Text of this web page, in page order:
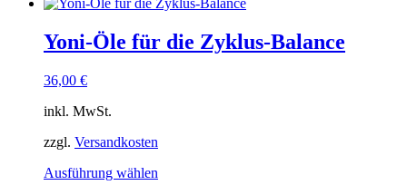
Yoni-Öle für die Zyklus-Balance
36,00 €
inkl. MwSt.
zzgl. Versandkosten
Ausführung wählen